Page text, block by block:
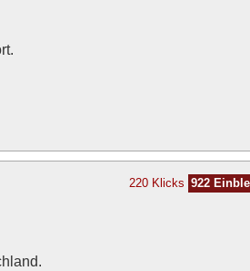
220 Klicks 922